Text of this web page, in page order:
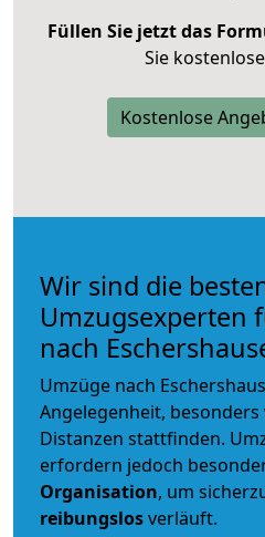
Füllen Sie jetzt das
Sie
Kostenlose
Wir sind die
Umzugsexperten
nach
Umzüge nach
Angelegenheit,
Distanzen stattfinden.
erfordern jedoch
Organisation, um
reibungslosverläuft.